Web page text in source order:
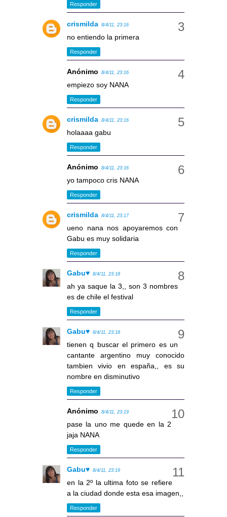
Responder
crismilda 8/4/11, 23:16
no entiendo la primera
Responder
Anónimo 8/4/11, 23:16
empiezo soy NANA
Responder
crismilda 8/4/11, 23:16
holaaaa gabu
Responder
Anónimo 8/4/11, 23:16
yo tampoco cris NANA
Responder
crismilda 8/4/11, 23:17
ueno nana nos apoyaremos con
Gabu es muy solidaria
Responder
Gabu♥ 8/4/11, 23:18
ah ya saque la 3,, son 3 nombres
es de chile el festival
Responder
Gabu♥ 8/4/11, 23:18
tienen q buscar el primero es un
cantante argentino muy conocido
tambien vivio en españa,, es su
nombre en disminutivo
Responder
Anónimo 8/4/11, 23:19
pase la uno me quede en la 2
jaja NANA
Responder
Gabu♥ 8/4/11, 23:19
en la 2º la ultima foto se refiere
a la ciudad donde esta esa imagen,,
Responder